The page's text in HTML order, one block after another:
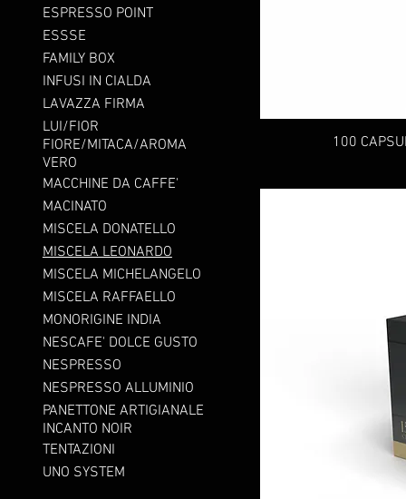
ESPRESSO POINT
ESSSE
FAMILY BOX
INFUSI IN CIALDA
LAVAZZA FIRMA
LUI/FIOR
FIORE/MITACA/AROMA
VERO
MACCHINE DA CAFFE'
MACINATO
MISCELA DONATELLO
MISCELA LEONARDO
MISCELA MICHELANGELO
MISCELA RAFFAELLO
MONORIGINE INDIA
NESCAFE' DOLCE GUSTO
NESPRESSO
NESPRESSO ALLUMINIO
PANETTONE ARTIGIANALE
INCANTO NOIR
TENTAZIONI
UNO SYSTEM
100